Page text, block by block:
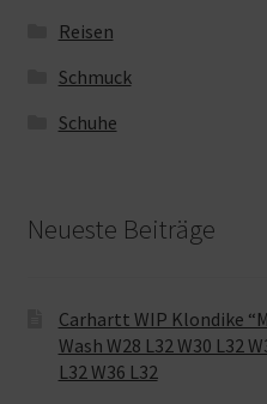
Reisen
Schmuck
Schuhe
Neueste Beiträge
Carhartt WIP Klondike
Wash W28 L32 W30 L32
L32 W36 L32